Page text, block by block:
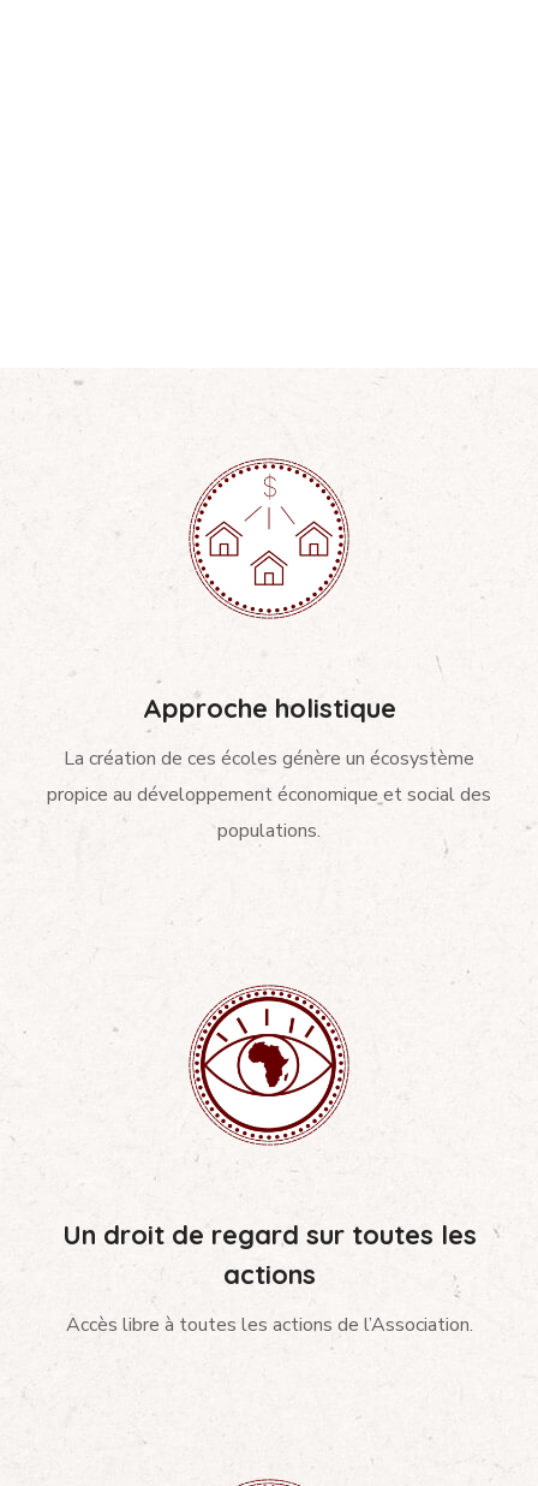
Approche holistique
La création de ces écoles génère un écosystème
propice au développement économique et social des
populations.
Un droit de regard sur toutes les
actions
Accès libre à toutes les actions de l’Association.